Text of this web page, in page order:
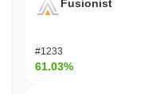
Fusionist
#1233
61.03%